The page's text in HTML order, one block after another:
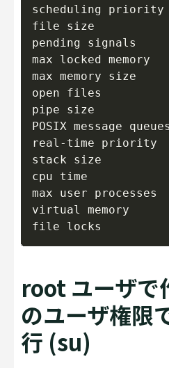
scheduling
file size
pending signals
max locked
max memory size
open files
pipe size
POSIX message
real-time
stack size
cpu time
max user
virtual memory
root ユーザで
のユーザ権限
行 (su)